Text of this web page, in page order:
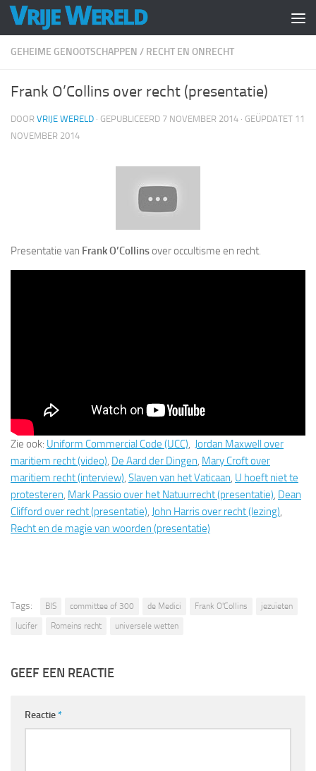
Doorgaan naar inhoud
GEHEIME GENOOTSCHAPPEN / RECHT EN ONRECHT
Frank O’Collins over recht (presentatie)
DOOR VRIJE WERELD · GEPUBLICEERD 7 NOVEMBER 2014 · GEÜPDATET 11
NOVEMBER 2014
Presentatie van Frank O’Collinsover occultisme en recht.
Zie ook: Uniform Commercial Code (UCC), Jordan Maxwell over
maritiem recht (video), De Aard der Dingen, Mary Croft over
maritiem recht (interview), Slaven van het Vaticaan, U hoeft niet te
protesteren, Mark Passio over het Natuurrecht (presentatie), Dean
Clifford over recht (presentatie), John Harris over recht (lezing),
Recht en de magie van woorden (presentatie)
Tags: BIS committee of 300 de Medici Frank O'Collins
jezuïeten
lucifer
Romeins recht universele wetten
GEEF EEN REACTIE
Reactie*